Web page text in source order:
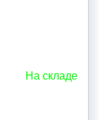
На складе